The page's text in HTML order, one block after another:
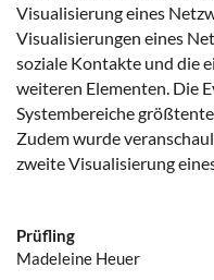
Visualisierung eines
Visualisierungen eines
soziale Kontakte und die
weiteren Elementen. Die
Systembereiche
Zudem wurde
zweite Visualisierung
Prüfling
Madeleine Heuer